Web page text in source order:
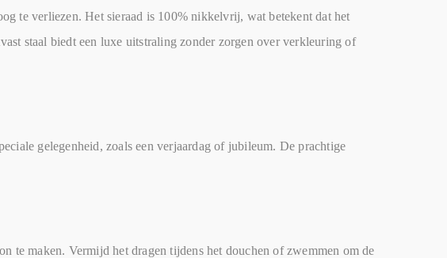
te verliezen. Het sieraad is 100% nikkelvrij, wat betekent dat het
staal biedt een luxe uitstraling zonder zorgen over verkleuring of
gelegenheid, zoals een verjaardag of jubileum. De prachtige
te maken. Vermijd het dragen tijdens het douchen of zwemmen om de